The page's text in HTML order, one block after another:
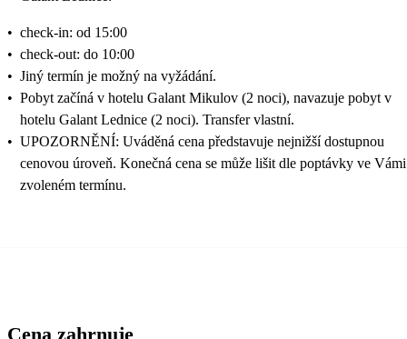
• check-in: od 15:00
• check-out: do 10:00
• Jiný termín je možný na vyžádání.
• Pobyt začíná v hotelu Galant Mikulov (2 noci), navazuje pobyt v
hotelu Galant Lednice (2 noci). Transfer vlastní.
• UPOZORNĚNÍ: Uváděná cena představuje nejnižší dostupnou
cenovou úroveň. Konečná cena se může lišit dle poptávky ve Vámi
zvoleném termínu.
Cena zahrnuje